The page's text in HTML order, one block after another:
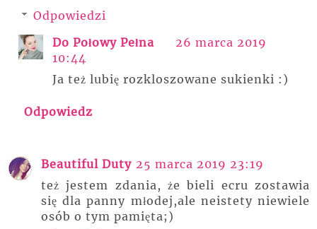
Odpowiedzi
Do Połowy Pełna
26 marca 2019
10:44
Ja też lubię rozkloszowane sukienki :)
Odpowiedz
Beautiful Duty 25 marca 2019 23:19
też jestem zdania, że bieli ecru zostawia
się dla panny młodej,ale neistety niewiele
osób o tym pamięta;)